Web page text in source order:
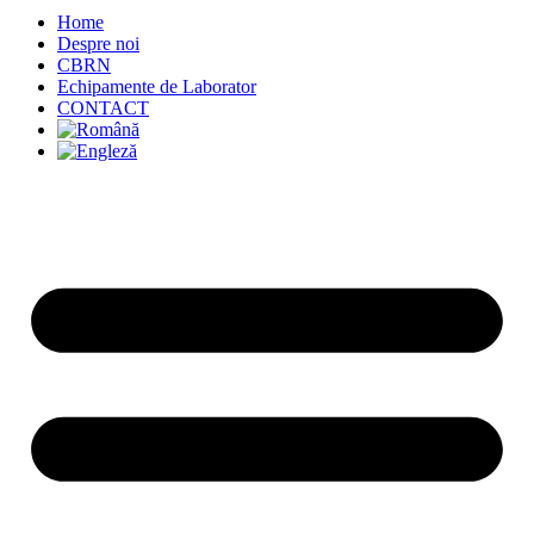
Home
Despre noi
CBRN
Echipamente de Laborator
CONTACT